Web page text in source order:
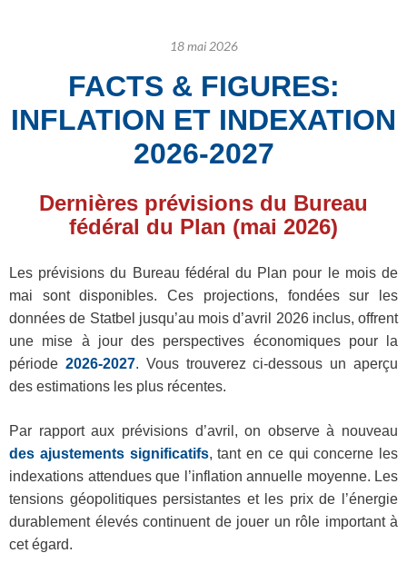
18 mai 2026
FACTS & FIGURES:
INFLATION ET INDEXATION
2026-2027
Dernières prévisions du Bureau
fédéral du Plan (mai 2026)
Les prévisions du Bureau fédéral du Plan pour le mois de
mai sont disponibles. Ces projections, fondées sur les
données de Statbel jusqu’au mois d’avril 2026 inclus, offrent
une mise à jour des perspectives économiques pour la
période 2026‑2027. Vous trouverez ci‑dessous un aperçu
des estimations les plus récentes.
Par rapport aux prévisions d’avril, on observe à nouveau
des ajustements significatifs, tant en ce qui concerne les
indexations attendues que l’inflation annuelle moyenne. Les
tensions géopolitiques persistantes et les prix de l’énergie
durablement élevés continuent de jouer un rôle important à
cet égard.